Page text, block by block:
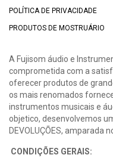
POLÍTICA DE PRIVACIDADE
PRODUTOS DE MOSTRUÁRIO
A Fujisom áudio e
comprometida com a
oferecer produtos de
os mais renomados
instrumentos musicais e
objetico, desenvolvemos
DEVOLUÇÕES, amparada
CONDIÇÕES GERAIS: